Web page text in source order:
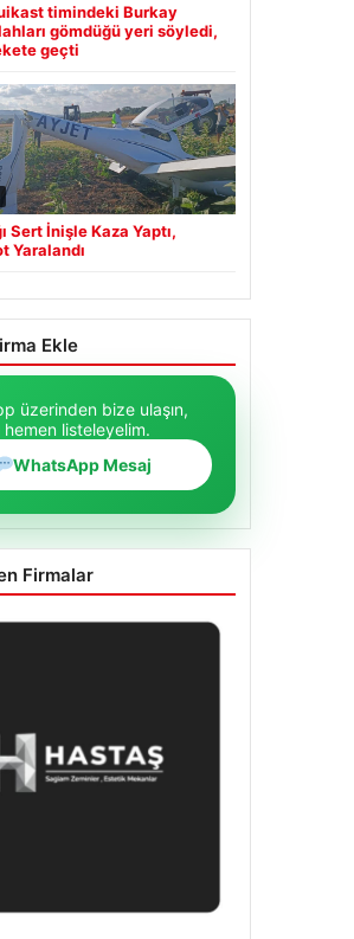
timindeki Burkay
gömdüğü yeri söyledi,
geçti
Sert İnişle Kaza Yaptı,
Yaralandı
Ekle
üzerinden bize ulaşın,
hemen listeleyelim.
WhatsApp Mesaj
Firmalar